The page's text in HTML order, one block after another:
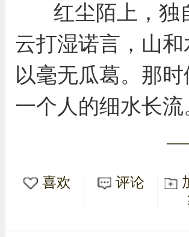
红尘陌上，独
云打湿诺言，山
以毫无瓜葛。那
一个人的细水长流
喜欢 评论